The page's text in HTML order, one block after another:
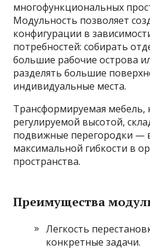
многофункциональных
Модульность позволяет
конфигурации в
потребностей: собирать
большие рабочие острова
разделять большие
индивидуальные места.
Трансформируемая мебель,
регулируемой высотой,
подвижные перегородки —
максимальной гибкости в
пространства.
Преимущества
Легкость
конкретные задачи.